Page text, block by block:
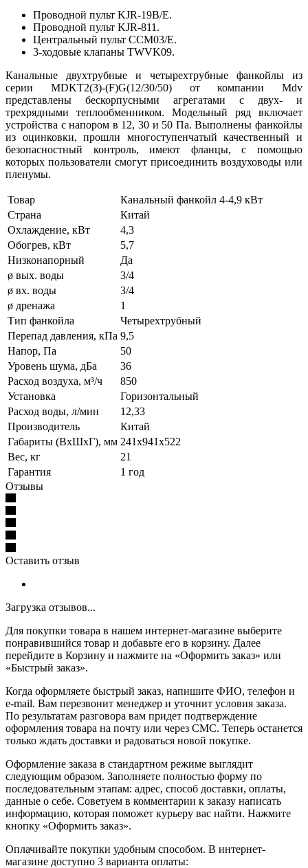
Проводной пульт KJR-19B/E.
Проводной пульт KJR-811.
Центральный пульт CCM03/E.
3-ходовые клапаны TWVK09.
Канальные двухтрубные и четырехтрубные фанкойлы из
серии MDKT2(3)-(F)G(12/30/50) от компании Mdv
представлены бескорпусными агрегатами с двух- и
трехрядными теплообменником. Модельный ряд включает
устройства с напором в 12, 30 и 50 Па. Выполнены фанкойлы
из оцинковки, прошли многоступенчатый качественный и
безопасностный контроль, имеют фланцы, с помощью
которых пользователи смогут присоединить воздуховоды или
пленумы.
Товар
Канальный фанкойл 4-4,9 кВт
Страна
Китай
Охлаждение, кВт
4,3
Обогрев, кВт
5,7
Низконапорный
Да
ø вых. воды
3/4
ø вх. воды
3/4
ø дренажа
1
Тип фанкойла
Четырехтрубный
Перепад давления, кПа 9,5
Напор, Па
50
Уровень шума, дБа
36
Расход воздуха, м³/ч
850
Установка
Горизонтальный
Расход воды, л/мин
12,33
Производитель
Китай
Габариты (ВхШхГ), мм 241x941x522
Вес, кг
21
Гарантия
1 год
Отзывы
Оставить отзыв
Загрузка отзывов...
Для покупки товара в нашем интернет-магазине выберите
понравившийся товар и добавьте его в корзину. Далее
перейдите в Корзину и нажмите на «Оформить заказ» или
«Быстрый заказ».
Когда оформляете быстрый заказ, напишите ФИО, телефон и
e-mail. Вам перезвонит менеджер и уточнит условия заказа.
По результатам разговора вам придет подтверждение
оформления товара на почту или через СМС. Теперь останется
только ждать доставки и радоваться новой покупке.
Оформление заказа в стандартном режиме выглядит
следующим образом. Заполняете полностью форму по
последовательным этапам: адрес, способ доставки, оплаты,
данные о себе. Советуем в комментарии к заказу написать
информацию, которая поможет курьеру вас найти. Нажмите
кнопку «Оформить заказ».
Оплачивайте покупки удобным способом. В интернет-
магазине доступно 3 варианта оплаты: